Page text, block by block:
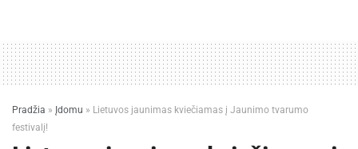
Pradžia » Įdomu » Lietuvos jaunimas kviečiamas į Jaunimo tvarumo
festivalį!